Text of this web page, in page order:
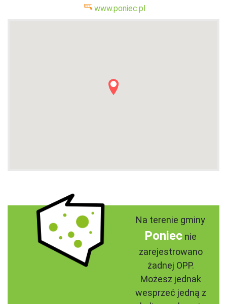
www.poniec.pl
Na terenie gminy
Poniec nie
zarejestrowano
żadnej OPP.
Możesz jednak
wesprzeć jedną z